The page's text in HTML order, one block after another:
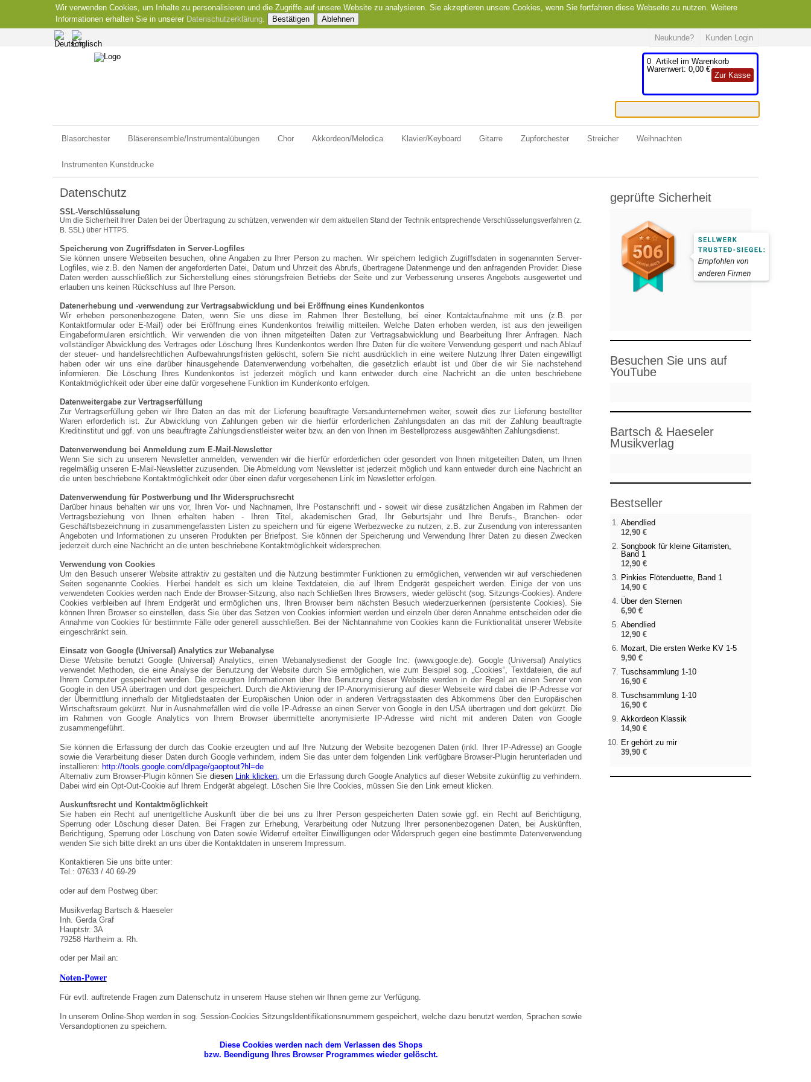
Wir verwenden Cookies, um Inhalte zu personalisieren und die Zugriffe auf unsere Website zu analysieren. Sie akzeptieren unsere Cookies, wenn Sie fortfahren diese Webseite zu nutzen. Weitere
Informationen erhalten Sie in unserer Datenschutzerklärung. Bestätigen Ablehnen
Kunden Login
Neukunde?
0 Artikel im Warenkorb
Warenwert: 0,00 €
Zur Kasse
Blasorchester Bläserensemble/Instrumentalübungen Chor Akkordeon/Melodica Klavier/Keyboard Gitarre Zupforchester Streicher Weihnachten
Instrumenten Kunstdrucke
Datenschutz
SSL-Verschlüsselung
Um die Sicherheit Ihrer Daten bei der Übertragung zu schützen, verwenden wir dem aktuellen Stand der Technik entsprechende Verschlüsselungsverfahren (z.
B. SSL) über HTTPS.
Speicherung von Zugriffsdaten in Server-Logfiles
Sie können unsere Webseiten besuchen, ohne Angaben zu Ihrer Person zu machen. Wir speichern lediglich Zugriffsdaten in sogenannten Server-
Logfiles, wie z.B. den Namen der angeforderten Datei, Datum und Uhrzeit des Abrufs, übertragene Datenmenge und den anfragenden Provider. Diese
Daten werden ausschließlich zur Sicherstellung eines störungsfreien Betriebs der Seite und zur Verbesserung unseres Angebots ausgewertet und
erlauben uns keinen Rückschluss auf Ihre Person.
Datenerhebung und -verwendung zur Vertragsabwicklung und bei Eröffnung eines Kundenkontos
Wir erheben personenbezogene Daten, wenn Sie uns diese im Rahmen Ihrer Bestellung, bei einer Kontaktaufnahme mit uns (z.B. per
Kontaktformular oder E-Mail) oder bei Eröffnung eines Kundenkontos freiwillig mitteilen. Welche Daten erhoben werden, ist aus den jeweiligen
Eingabeformularen ersichtlich. Wir verwenden die von ihnen mitgeteilten Daten zur Vertragsabwicklung und Bearbeitung Ihrer Anfragen. Nach
vollständiger Abwicklung des Vertrages oder Löschung Ihres Kundenkontos werden Ihre Daten für die weitere Verwendung gesperrt und nach Ablauf
der steuer- und handelsrechtlichen Aufbewahrungsfristen gelöscht, sofern Sie nicht ausdrücklich in eine weitere Nutzung Ihrer Daten eingewilligt
haben oder wir uns eine darüber hinausgehende Datenverwendung vorbehalten, die gesetzlich erlaubt ist und über die wir Sie nachstehend
informieren. Die Löschung Ihres Kundenkontos ist jederzeit möglich und kann entweder durch eine Nachricht an die unten beschriebene
Kontaktmöglichkeit oder über eine dafür vorgesehene Funktion im Kundenkonto erfolgen.
Datenweitergabe zur Vertragserfüllung
Zur Vertragserfüllung geben wir Ihre Daten an das mit der Lieferung beauftragte Versandunternehmen weiter, soweit dies zur Lieferung bestellter
Waren erforderlich ist. Zur Abwicklung von Zahlungen geben wir die hierfür erforderlichen Zahlungsdaten an das mit der Zahlung beauftragte
Kreditinstitut und ggf. von uns beauftragte Zahlungsdienstleister weiter bzw. an den von Ihnen im Bestellprozess ausgewählten Zahlungsdienst.
Datenverwendung bei Anmeldung zum E-Mail-Newsletter
Wenn Sie sich zu unserem Newsletter anmelden, verwenden wir die hierfür erforderlichen oder gesondert von Ihnen mitgeteilten Daten, um Ihnen
regelmäßig unseren E-Mail-Newsletter zuzusenden. Die Abmeldung vom Newsletter ist jederzeit möglich und kann entweder durch eine Nachricht an
die unten beschriebene Kontaktmöglichkeit oder über einen dafür vorgesehenen Link im Newsletter erfolgen.
Datenverwendung für Postwerbung und Ihr Widerspruchsrecht
Darüber hinaus behalten wir uns vor, Ihren Vor- und Nachnamen, Ihre Postanschrift und - soweit wir diese zusätzlichen Angaben im Rahmen der
Vertragsbeziehung von Ihnen erhalten haben - Ihren Titel, akademischen Grad, Ihr Geburtsjahr und Ihre Berufs-, Branchen- oder
Geschäftsbezeichnung in zusammengefassten Listen zu speichern und für eigene Werbezwecke zu nutzen, z.B. zur Zusendung von interessanten
Angeboten und Informationen zu unseren Produkten per Briefpost. Sie können der Speicherung und Verwendung Ihrer Daten zu diesen Zwecken
jederzeit durch eine Nachricht an die unten beschriebene Kontaktmöglichkeit widersprechen.
Verwendung von Cookies
Um den Besuch unserer Website attraktiv zu gestalten und die Nutzung bestimmter Funktionen zu ermöglichen, verwenden wir auf verschiedenen
Seiten sogenannte Cookies. Hierbei handelt es sich um kleine Textdateien, die auf Ihrem Endgerät gespeichert werden. Einige der von uns
verwendeten Cookies werden nach Ende der Browser-Sitzung, also nach Schließen Ihres Browsers, wieder gelöscht (sog. Sitzungs-Cookies). Andere
Cookies verbleiben auf Ihrem Endgerät und ermöglichen uns, Ihren Browser beim nächsten Besuch wiederzuerkennen (persistente Cookies). Sie
können Ihren Browser so einstellen, dass Sie über das Setzen von Cookies informiert werden und einzeln über deren Annahme entscheiden oder die
Annahme von Cookies für bestimmte Fälle oder generell ausschließen. Bei der Nichtannahme von Cookies kann die Funktionalität unserer Website
eingeschränkt sein.
Einsatz von Google (Universal) Analytics zur Webanalyse
Diese Website benutzt Google (Universal) Analytics, einen Webanalysedienst der Google Inc. (www.google.de). Google (Universal) Analytics
verwendet Methoden, die eine Analyse der Benutzung der Website durch Sie ermöglichen, wie zum Beispiel sog. „Cookies“, Textdateien, die auf
Ihrem Computer gespeichert werden. Die erzeugten Informationen über Ihre Benutzung dieser Website werden in der Regel an einen Server von
Google in den USA übertragen und dort gespeichert. Durch die Aktivierung der IP-Anonymisierung auf dieser Webseite wird dabei die IP-Adresse vor
der Übermittlung innerhalb der Mitgliedstaaten der Europäischen Union oder in anderen Vertragsstaaten des Abkommens über den Europäischen
Wirtschaftsraum gekürzt. Nur in Ausnahmefällen wird die volle IP-Adresse an einen Server von Google in den USA übertragen und dort gekürzt. Die
im Rahmen von Google Analytics von Ihrem Browser übermittelte anonymisierte IP-Adresse wird nicht mit anderen Daten von Google
zusammengeführt.
Sie können die Erfassung der durch das Cookie erzeugten und auf Ihre Nutzung der Website bezogenen Daten (inkl. Ihrer IP-Adresse) an Google
sowie die Verarbeitung dieser Daten durch Google verhindern, indem Sie das unter dem folgenden Link verfügbare Browser-Plugin herunterladen und
installieren: http://tools.google.com/dlpage/gaoptout?hl=de
Alternativ zum Browser-Plugin können Sie diesen Linkklicken, um die Erfassung durch Google Analytics auf dieser Website zukünftig zu verhindern.
Dabei wird ein Opt-Out-Cookie auf Ihrem Endgerät abgelegt. Löschen Sie Ihre Cookies, müssen Sie den Link erneut klicken.
Auskunftsrecht und Kontaktmöglichkeit
Sie haben ein Recht auf unentgeltliche Auskunft über die bei uns zu Ihrer Person gespeicherten Daten sowie ggf. ein Recht auf Berichtigung,
Sperrung oder Löschung dieser Daten. Bei Fragen zur Erhebung, Verarbeitung oder Nutzung Ihrer personenbezogenen Daten, bei Auskünften,
Berichtigung, Sperrung oder Löschung von Daten sowie Widerruf erteilter Einwilligungen oder Widerspruch gegen eine bestimmte Datenverwendung
wenden Sie sich bitte direkt an uns über die Kontaktdaten in unserem Impressum.
Kontaktieren Sie uns bitte unter:
Tel.: 07633 / 40 69-29
oder auf dem Postweg über:
Musikverlag Bartsch & Haeseler
Inh. Gerda Graf
Hauptstr. 3A
79258 Hartheim a. Rh.
oder per Mail an:
Noten-Power
Für evtl. auftretende Fragen zum Datenschutz in unserem Hause stehen wir Ihnen gerne zur Verfügung.
In unserem Online-Shop werden in sog. Session-Cookies SitzungsIdentifikationsnummern gespeichert, welche dazu benutzt werden, Sprachen sowie
Versandoptionen zu speichern.
Diese Cookies werden nach dem Verlassen des Shops
bzw. Beendigung Ihres Browser Programmes wieder gelöscht.
geprüfte Sicherheit
Besuchen Sie uns auf
YouTube
Bartsch & Haeseler
Musikverlag
Bestseller
Abendlied
12,90 €
Songbook für kleine Gitarristen,
Band 1
12,90 €
Pinkies Flötenduette, Band 1
14,90 €
Über den Sternen
6,90 €
Abendlied
12,90 €
Mozart, Die ersten Werke KV 1-5
9,90 €
Tuschsammlung 1-10
16,90 €
Tuschsammlung 1-10
16,90 €
Akkordeon Klassik
14,90 €
Er gehört zu mir
39,90 €